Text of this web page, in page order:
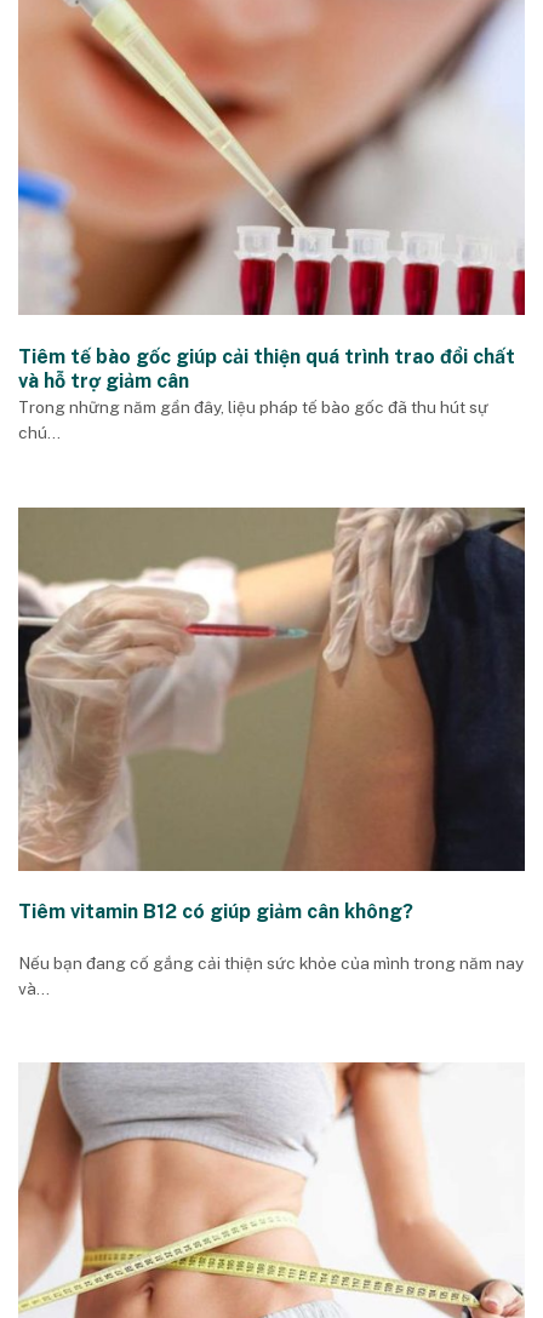
Tiêm tế bào gốc giúp cải thiện quá trình trao đổi chất
và hỗ trợ giảm cân
Trong những năm gần đây, liệu pháp tế bào gốc đã thu hút sự
chú...
Tiêm vitamin B12 có giúp giảm cân không?
Nếu bạn đang cố gắng cải thiện sức khỏe của mình trong năm nay
và...